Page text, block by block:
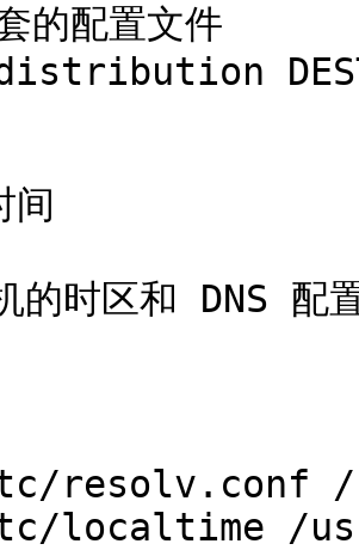
的配置文件
distribution
间
的时区和 DNS
localtime /